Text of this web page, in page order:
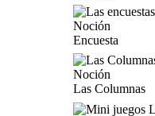
Encuesta
Las Columnas